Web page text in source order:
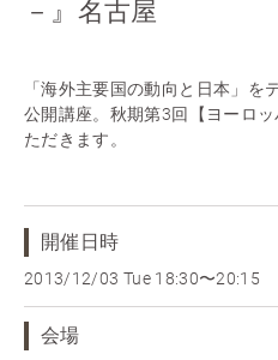
－』名古屋
「海外主要国の動向と日本」を
公開講座。秋期第3回【ヨーロ
ただきます。
開催日時
2013/12/03 Tue18:30〜20:15
会場